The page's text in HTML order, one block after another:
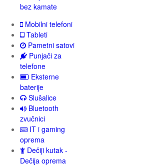
bez kamate
Mobilni telefoni
Tableti
Pametni satovi
Punjači za
telefone
Eksterne
baterije
Slušalice
Bluetooth
zvučnici
IT i gaming
oprema
Dečiji kutak -
Dečija oprema